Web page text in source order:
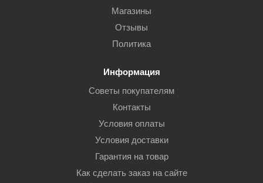
Магазины
Отзывы
Политика
Информация
Советы покупателям
Контакты
Условия оплаты
Условия доставки
Гарантия на товар
Как сделать заказ на сайте